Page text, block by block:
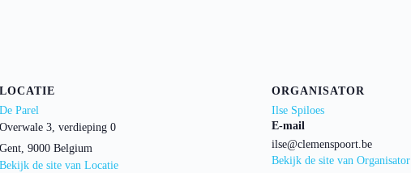
LOCATIE
De Parel
Overwale 3, verdieping 0
Gent, 9000 Belgium
Bekijk de site van Locatie
ORGANISATOR
Ilse Spiloes
E-mail
ilse@clemenspoort.be
Bekijk de site van Organisator